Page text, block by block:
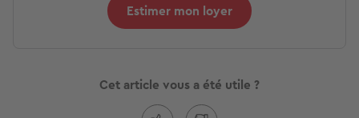
Estimer mon loyer
Cet article vous a été utile ?